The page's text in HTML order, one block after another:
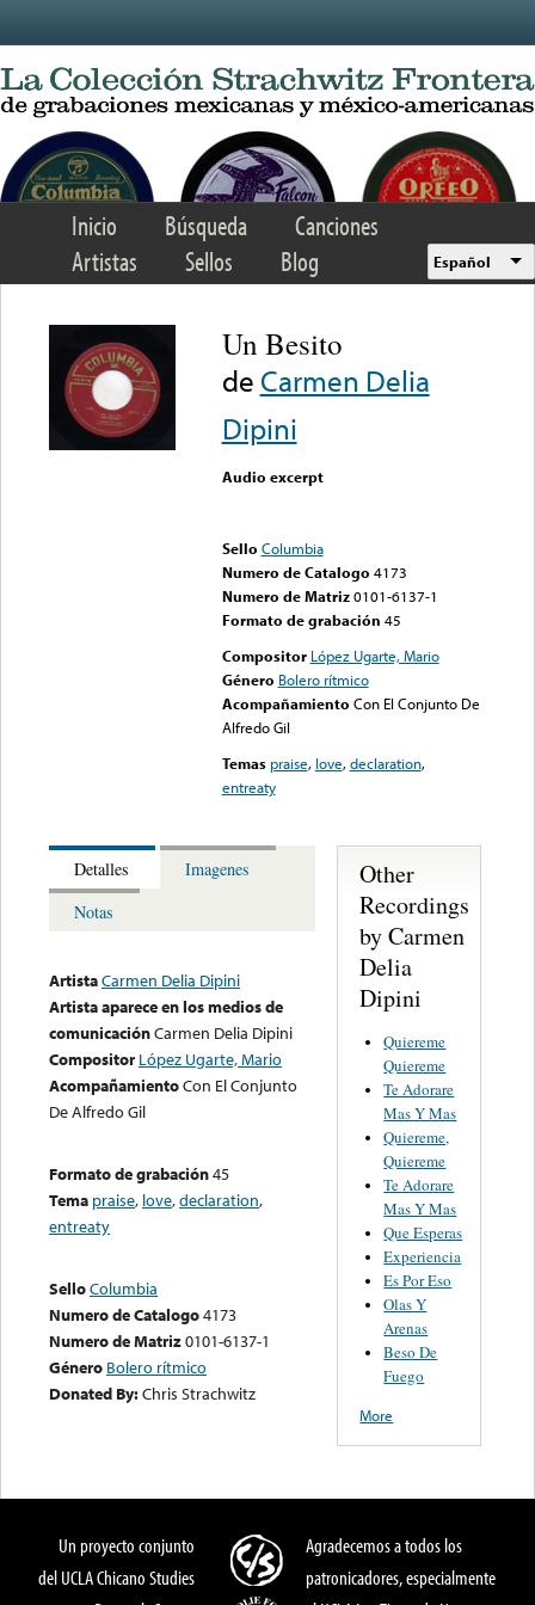
Inicio Búsqueda
Canciones
Artistas
Sellos Blog Español
Un Besito
de Carmen Delia
Dipini
Audio excerpt
Sello Columbia
Numero de Catalogo 4173
Numero de Matriz 0101-6137-1
Formato de grabación 45
Compositor López Ugarte, Mario
Género Bolero rítmico
Acompañamiento Con El Conjunto De
Alfredo Gil
Temas praise, love,declaration,
entreaty
Detalles
Imagenes
Notas
ArtistaCarmen Delia Dipini
Artista aparece en los medios de
comunicaciónCarmen Delia Dipini
Compositor López Ugarte, Mario
AcompañamientoCon El Conjunto
De Alfredo Gil
Formato de grabación45
Tema praise, love,declaration,
entreaty
SelloColumbia
Numero de Catalogo4173
Numero de Matriz0101-6137-1
Género Bolero rítmico
Donated By:Chris Strachwitz
Other
Recordings
by Carmen
Delia
Dipini
Quiereme
Quiereme
Te Adorare
Mas Y Mas
Quiereme,
Quiereme
Te Adorare
Mas Y Mas
Que Esperas
Experiencia
Es Por Eso
Olas Y
Arenas
Beso De
Fuego
More
Un proyecto conjunto
del UCLA Chicano Studies
Agradecemos a todos los
patronicadores, especialmente